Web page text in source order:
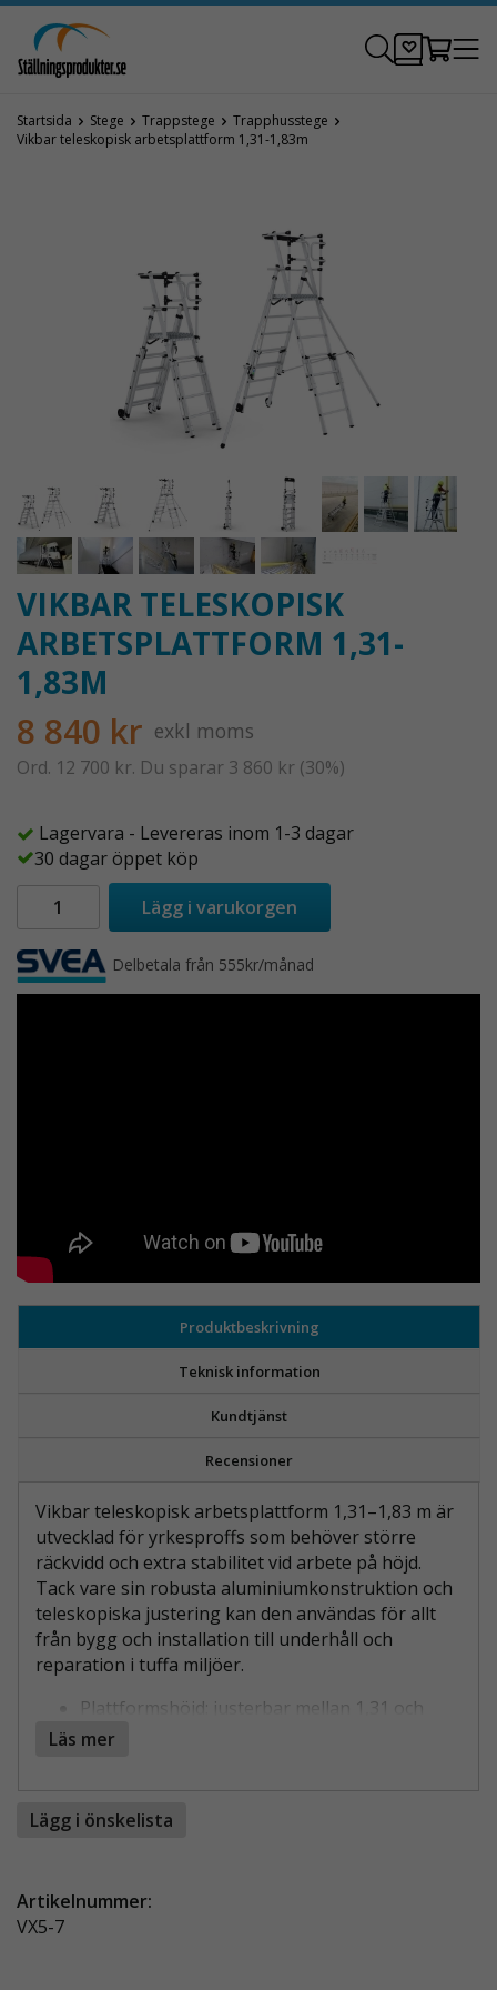
Startsida Stege Trappstege
Trapphusstege
Vikbar teleskopisk arbetsplattform 1,31-1,83m
VIKBAR TELESKOPISK
ARBETSPLATTFORM 1,31-
1,83M
8 840 kr exkl moms
Ord. 12 700 kr. Du sparar 3 860 kr (30%)
Lagervara - Levereras inom 1-3 dagar
30 dagar öppet köp
Lägg i varukorgen
Delbetala från 555kr/månad
Produktbeskrivning
Teknisk information
Kundtjänst
Recensioner
Vikbar teleskopisk arbetsplattform 1,31–1,83 m är
utvecklad för yrkesproffs som behöver större
räckvidd och extra stabilitet vid arbete på höjd.
Tack vare sin robusta aluminiumkonstruktion och
teleskopiska justering kan den användas för allt
från bygg och installation till underhåll och
reparation i tuffa miljöer.
Plattformshöjd: justerbar mellan 1,31 och
1,83 m
sparkskydd
Bredd med utfällda stödben: 3,32 m för
Läs mer
Lägg i önskelista
Artikelnummer:
VX5-7